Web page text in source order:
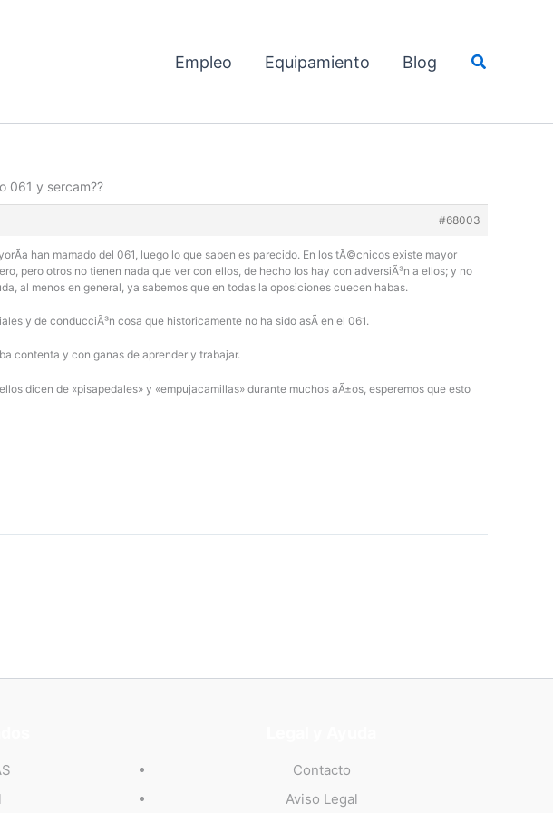
Empleo Equipamiento Blog Buscar
061 y sercam??
#68003
han mamado del 061, luego lo que saben es parecido. En los tÃ©cnicos existe mayor
pero otros no tienen nada que ver con ellos, de hecho los hay con adversiÃ³n a ellos; y no
al menos en general, ya sabemos que en todas la oposiciones cuecen habas.
y de conducciÃ³n cosa que historicamente no ha sido asÃ­ en el 061.
contenta y con ganas de aprender y trabajar.
dicen de «pisapedales» y «empujacamillas» durante muchos aÃ±os, esperemos que esto
Contacto
Aviso Legal